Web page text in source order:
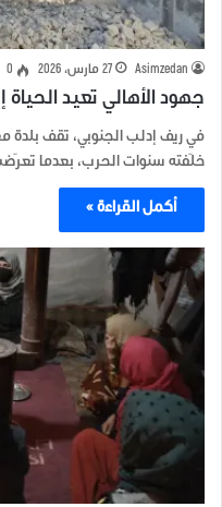
Asimzedan 27 مارس، 2026 0
جهود الأهالي تعيد
في ريف إدلب الجنوبي، تقف بلدة
خلّفته سنوات الحرب، بعدما
أكمل القراءة »